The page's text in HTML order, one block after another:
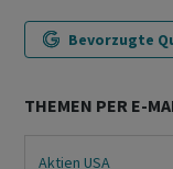
Bevorzugte
THEMEN PER E-
Aktien USA